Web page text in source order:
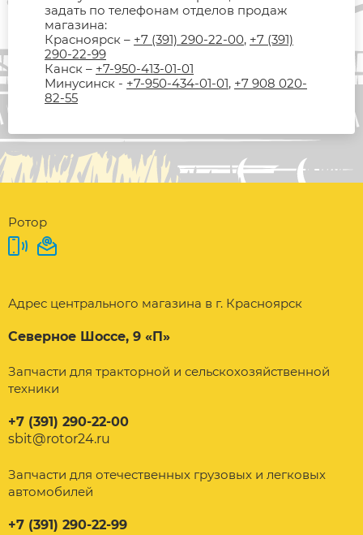
задать по телефонам отделов продаж
магазина:
Красноярск – +7 (391) 290-22-00, +7 (391)
290-22-99
Канск – +7-950-413-01-01
Минусинск - +7-950-434-01-01, +7 908 020-
82-55
Ротор
Адрес центрального магазина в г. Красноярск
Северное Шоссе, 9 «П»
Запчасти для тракторной и сельскохозяйственной
техники
+7 (391) 290-22-00
sbit@rotor24.ru
Запчасти для отечественных грузовых и легковых
автомобилей
+7 (391) 290-22-99